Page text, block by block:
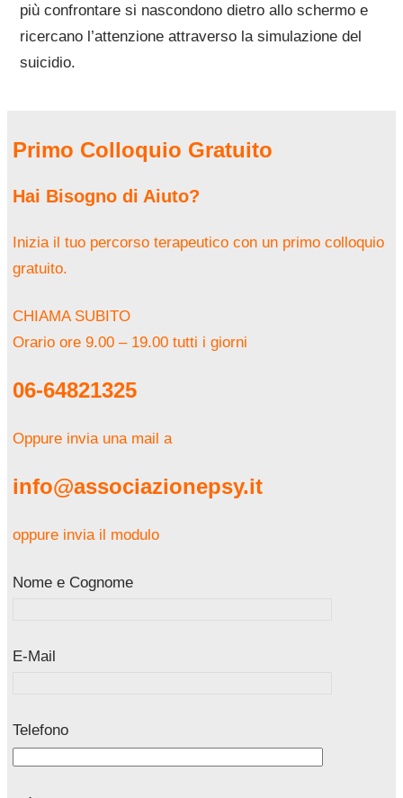
più confrontare si nascondono dietro allo schermo e
ricercano l’attenzione attraverso la simulazione del
suicidio.
Primo Colloquio Gratuito
Hai Bisogno di Aiuto?
Inizia il tuo percorso terapeutico con un primo colloquio
gratuito.
CHIAMA SUBITO
Orario ore 9.00 – 19.00 tutti i giorni
06-64821325
Oppure invia una mail a
info@associazionepsy.it
oppure invia il modulo
Nome e Cognome
E-Mail
Telefono